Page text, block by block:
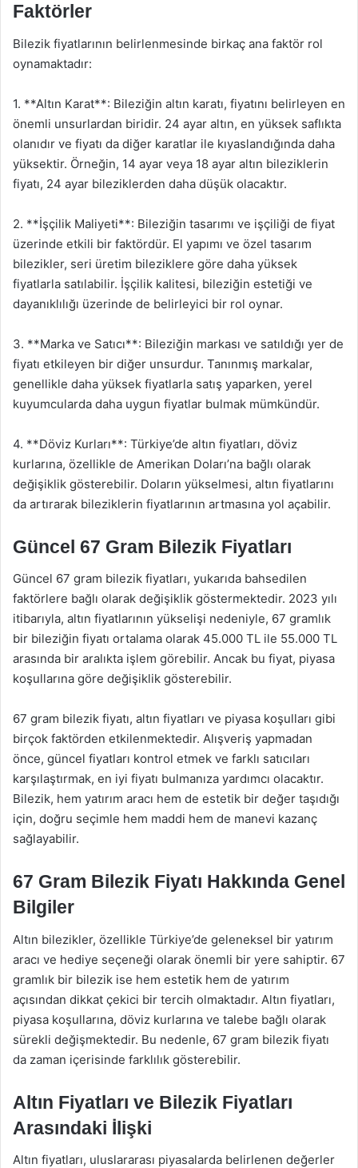
Faktörler
Bilezik fiyatlarının belirlenmesinde birkaç ana faktör rol
oynamaktadır:
1. **Altın Karat**: Bileziğin altın karatı, fiyatını belirleyen en
önemli unsurlardan biridir. 24 ayar altın, en yüksek saflıkta
olanıdır ve fiyatı da diğer karatlar ile kıyaslandığında daha
yüksektir. Örneğin, 14 ayar veya 18 ayar altın bileziklerin
fiyatı, 24 ayar bileziklerden daha düşük olacaktır.
2. **İşçilik Maliyeti**: Bileziğin tasarımı ve işçiliği de fiyat
üzerinde etkili bir faktördür. El yapımı ve özel tasarım
bilezikler, seri üretim bileziklere göre daha yüksek
fiyatlarla satılabilir. İşçilik kalitesi, bileziğin estetiği ve
dayanıklılığı üzerinde de belirleyici bir rol oynar.
3. **Marka ve Satıcı**: Bileziğin markası ve satıldığı yer de
fiyatı etkileyen bir diğer unsurdur. Tanınmış markalar,
genellikle daha yüksek fiyatlarla satış yaparken, yerel
kuyumcularda daha uygun fiyatlar bulmak mümkündür.
4. **Döviz Kurları**: Türkiye’de altın fiyatları, döviz
kurlarına, özellikle de Amerikan Doları’na bağlı olarak
değişiklik gösterebilir. Doların yükselmesi, altın fiyatlarını
da artırarak bileziklerin fiyatlarının artmasına yol açabilir.
Güncel 67 Gram Bilezik Fiyatları
Güncel 67 gram bilezik fiyatları, yukarıda bahsedilen
faktörlere bağlı olarak değişiklik göstermektedir. 2023 yılı
itibarıyla, altın fiyatlarının yükselişi nedeniyle, 67 gramlık
bir bileziğin fiyatı ortalama olarak 45.000 TL ile 55.000 TL
arasında bir aralıkta işlem görebilir. Ancak bu fiyat, piyasa
koşullarına göre değişiklik gösterebilir.
67 gram bilezik fiyatı, altın fiyatları ve piyasa koşulları gibi
birçok faktörden etkilenmektedir. Alışveriş yapmadan
önce, güncel fiyatları kontrol etmek ve farklı satıcıları
karşılaştırmak, en iyi fiyatı bulmanıza yardımcı olacaktır.
Bilezik, hem yatırım aracı hem de estetik bir değer taşıdığı
için, doğru seçimle hem maddi hem de manevi kazanç
sağlayabilir.
67 Gram Bilezik Fiyatı Hakkında Genel
Bilgiler
Altın bilezikler, özellikle Türkiye’de geleneksel bir yatırım
aracı ve hediye seçeneği olarak önemli bir yere sahiptir. 67
gramlık bir bilezik ise hem estetik hem de yatırım
açısından dikkat çekici bir tercih olmaktadır. Altın fiyatları,
piyasa koşullarına, döviz kurlarına ve talebe bağlı olarak
sürekli değişmektedir. Bu nedenle, 67 gram bilezik fiyatı
da zaman içerisinde farklılık gösterebilir.
Altın Fiyatları ve Bilezik Fiyatları
Arasındaki İlişki
Altın fiyatları, uluslararası piyasalarda belirlenen değerler